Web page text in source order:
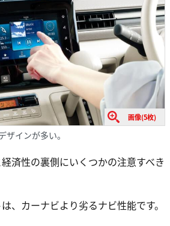
画像(5枚)
ザインが多い。
済性の裏側にいくつかの注意すべき
、カーナビより劣るナビ性能です。